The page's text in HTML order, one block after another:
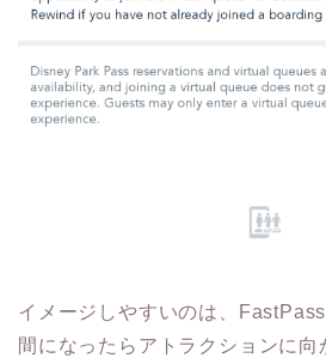
イメージしやすいのは、
間になったらアトラクションに